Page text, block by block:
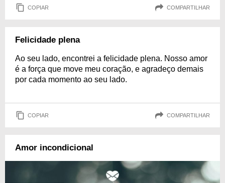
COPIAR COMPARTILHAR
Felicidade plena
Ao seu lado, encontrei a felicidade plena. Nosso amor
é a força que move meu coração, e agradeço demais
por cada momento ao seu lado.
COPIAR COMPARTILHAR
Amor incondicional